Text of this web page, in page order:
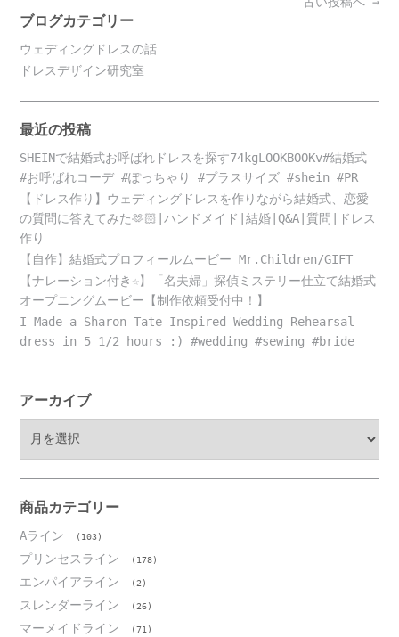
navigation
ブログカテゴリー
ウェディングドレスの話
ドレスデザイン研究室
最近の投稿
SHEINで結婚式お呼ばれドレスを探す74kgLOOKBOOKv#結婚式
#お呼ばれコーデ #ぽっちゃり #プラスサイズ #shein #PR
【ドレス作り】ウェディングドレスを作りながら結婚式、恋愛
の質問に答えてみた🫶🏻|ハンドメイド|結婚|Q&A|質問|ドレス
作り
【自作】結婚式プロフィールムービー Mr.Children/GIFT
【ナレーション付き☆】「名夫婦」探偵ミステリー仕立て結婚式
オープニングムービー【制作依頼受付中！】
I Made a Sharon Tate Inspired Wedding Rehearsal
dress in 5 1/2 hours :) #wedding #sewing #bride
アーカイブ
ブ
商品カテゴリー
Aライン (103)
プリンセスライン (178)
エンパイアライン (2)
スレンダーライン (26)
マーメイドライン (71)